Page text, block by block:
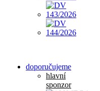
doporučujeme
hlavní
sponzor